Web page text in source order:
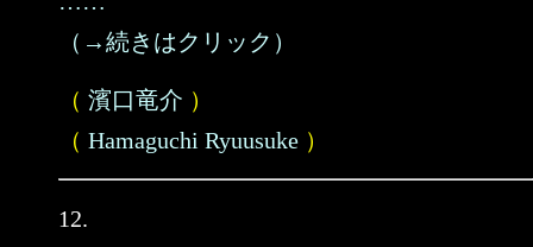
（→続きはクリック）
（ 濱口竜介 ）
（ Hamaguchi Ryuusuke ）
12.